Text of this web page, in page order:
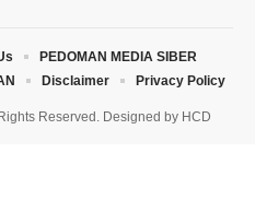
Reserved. Designed by HCD
PEDOMAN MEDIA SIBER
Disclaimer Privacy Policy